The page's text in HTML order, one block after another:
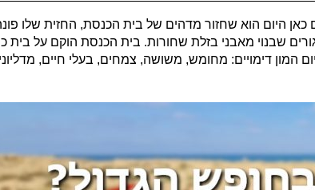
שרואים כאן היום הוא שחזור מדהים של בית הכנסת, החזית שלו
שבנוי מאבני בזלת שחורות. בית הכנסת הוקם על בית
המון דימויים: מחומש, משושה, צמחים, בעלי חיים,